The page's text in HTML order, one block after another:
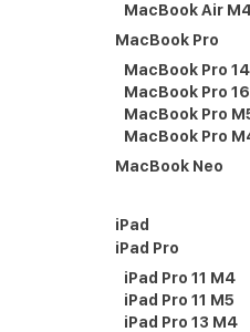
MacBook Air
MacBook Pro
MacBook Pro 14
MacBook Pro 16
MacBook Pro
MacBook Pro
MacBook Neo
iPad
iPad Pro
iPad Pro 11 M4
iPad Pro 11 M5
iPad Pro 13 M4